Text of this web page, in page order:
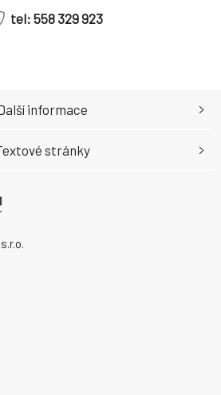
tel: 558 329 923
informace
stránky